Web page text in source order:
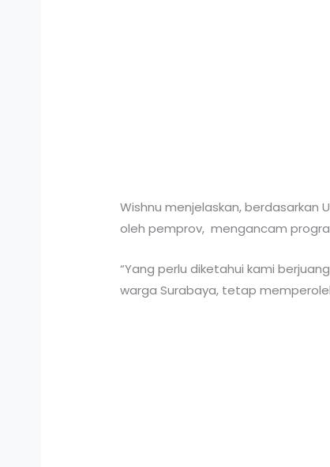
Wishnu menjelaskan, berdasarkan
oleh pemprov, mengancam
“Yang perlu diketahui kami
warga Surabaya, tetap